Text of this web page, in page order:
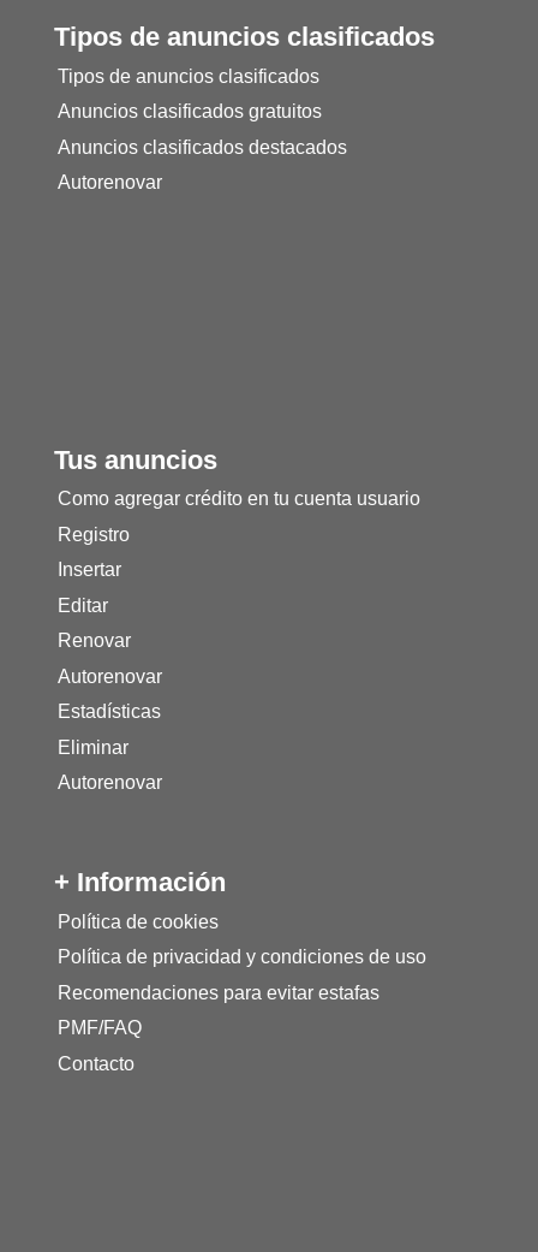
Tipos de anuncios clasificados
Tipos de anuncios clasificados
Anuncios clasificados gratuitos
Anuncios clasificados destacados
Autorenovar
Tus anuncios
Como agregar crédito en tu cuenta usuario
Registro
Insertar
Editar
Renovar
Autorenovar
Estadísticas
Eliminar
Autorenovar
+ Información
Política de cookies
Política de privacidad y condiciones de uso
Recomendaciones para evitar estafas
PMF/FAQ
Contacto